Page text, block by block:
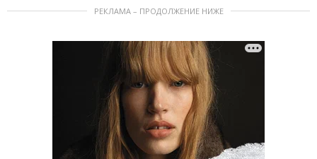
РЕКЛАМА – ПРОДОЛЖЕНИЕ НИЖЕ